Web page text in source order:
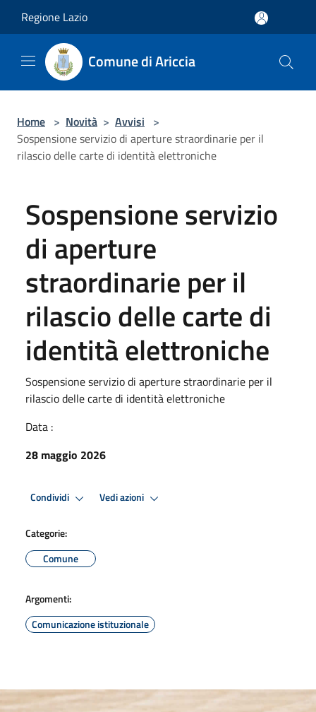
Regione Lazio
Comune di Ariccia
Home > Novità > Avvisi >
Sospensione servizio di aperture straordinarie per il
rilascio delle carte di identità elettroniche
Sospensione servizio
di aperture
straordinarie per il
rilascio delle carte di
identità elettroniche
Sospensione servizio di aperture straordinarie per il
rilascio delle carte di identità elettroniche
Data :
28 maggio 2026
Condividi Vedi azioni
Categorie:
Comune
Argomenti:
Comunicazione istituzionale